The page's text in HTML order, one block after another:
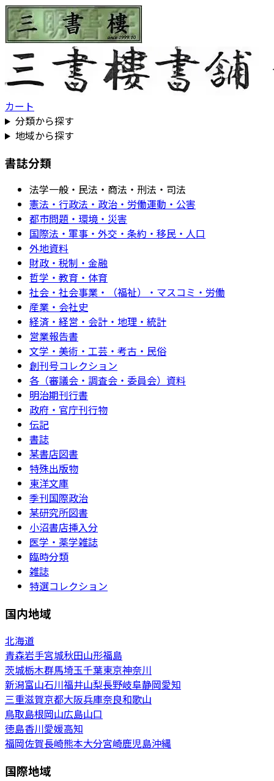
カート
分類から探す
地域から探す
書誌分類
法学一般・民法・商法・刑法・司法
憲法・行政法・政治・労働運動・公害
都市問題・環境・災害
国際法・軍事・外交・条約・移民・人口
外地資料
財政・税制・金融
哲学・教育・体育
社会・社会事業・（福祉）・マスコミ・労働
産業・会社史
経済・経営・会計・地理・統計
営業報告書
文学・美術・工芸・考古・民俗
創刊号コレクション
各（審議会・調査会・委員会）資料
明治期刊行書
政府・官庁刊行物
伝記
書誌
某書店図書
特殊出版物
東洋文庫
季刊国際政治
某研究所図書
小沼書店挿入分
医学・薬学雑誌
臨時分類
雑誌
特選コレクション
国内地域
北海道
青森岩手宮城秋田山形福島
茨城栃木群馬埼玉千葉東京神奈川
新潟富山石川福井山梨長野岐阜静岡愛知
三重滋賀京都大阪兵庫奈良和歌山
鳥取島根岡山広島山口
徳島香川愛媛高知
福岡佐賀長崎熊本大分宮崎鹿児島沖縄
国際地域